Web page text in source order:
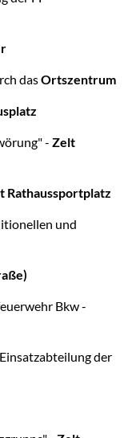
dasOrtszentrum
- Zelt
Rathaussportplatz
und
Bkw -
der